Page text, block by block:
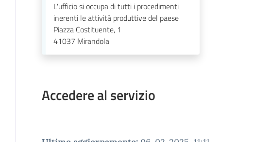
L'ufficio si occupa di tutti i procedimenti
inerenti le attività produttive del paese
Piazza Costituente, 1
41037 Mirandola
Accedere al servizio